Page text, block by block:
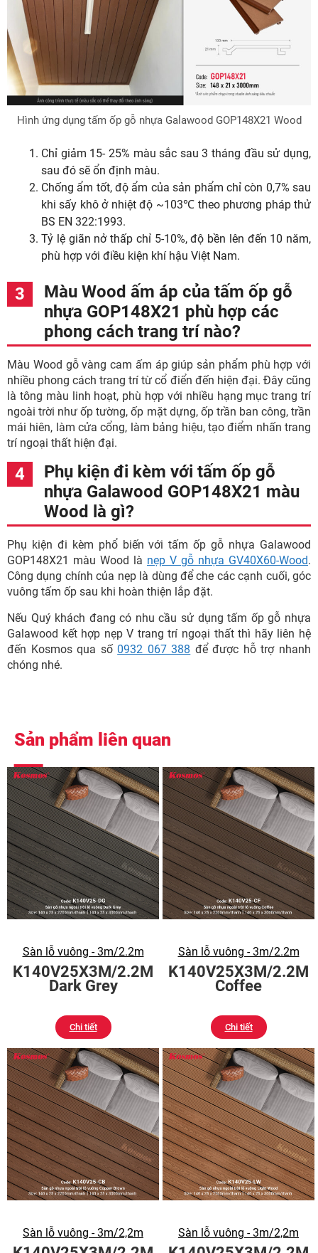
Hình ứng dụng tấm ốp gỗ nhựa Galawood GOP148X21 Wood
Chỉ giảm 15- 25% màu sắc sau 3 tháng đầu sử dụng,
sau đó sẽ ổn định màu.
Chống ẩm tốt, độ ẩm của sản phẩm chỉ còn 0,7% sau
khi sấy khô ở nhiệt độ ~103℃ theo phương pháp thử
BS EN 322:1993.
Tỷ lệ giãn nở thấp chỉ 5-10%, độ bền lên đến 10 năm,
phù hợp với điều kiện khí hậu Việt Nam.
Màu Wood ấm áp của tấm ốp gỗ
nhựa GOP148X21 phù hợp các
phong cách trang trí nào?
Màu Wood gỗ vàng cam ấm áp giúp sản phẩm phù hợp với
nhiều phong cách trang trí từ cổ điển đến hiện đại. Đây cũng
là tông màu linh hoạt, phù hợp với nhiều hạng mục trang trí
ngoài trời như ốp tường, ốp mặt dựng, ốp trần ban công, trần
mái hiên, làm cửa cổng, làm bảng hiệu, tạo điểm nhấn trang
trí ngoại thất hiện đại.
Phụ kiện đi kèm với tấm ốp gỗ
nhựa Galawood GOP148X21 màu
Wood là gì?
Phụ kiện đi kèm phổ biến với tấm ốp gỗ nhựa Galawood
GOP148X21 màu Wood là nẹp V gỗ nhựa GV40X60-Wood.
Công dụng chính của nẹp là dùng để che các cạnh cuối, góc
vuông tấm ốp sau khi hoàn thiện lắp đặt.
Nếu Quý khách đang có nhu cầu sử dụng tấm ốp gỗ nhựa
Galawood kết hợp nẹp V trang trí ngoại thất thì hãy liên hệ
đến Kosmos qua số 0932 067 388 để được hỗ trợ nhanh
chóng nhé.
Sản phẩm liên quan
Sàn lỗ vuông - 3m/2.2m
K140V25X3M/2.2M
Dark Grey
Chi tiết
Sàn lỗ vuông - 3m/2.2m
K140V25X3M/2.2M
Coffee
Chi tiết
Sàn lỗ vuông - 3m/2,2m Sàn lỗ vuông - 3m/2,2m